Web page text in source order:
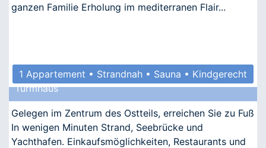
ganzen Familie Erholung im mediterranen Flair...
1 Appartement • Strandnah • Sauna • Kindgerecht
Turmhaus
Gelegen im Zentrum des Ostteils, erreichen Sie zu Fuß
In wenigen Minuten Strand, Seebrücke und
Yachthafen. Einkaufsmöglichkeiten, Restaurants und